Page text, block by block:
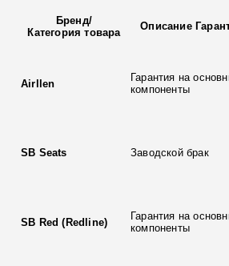
Бренд/
Категория товара
Описание
Airllen
Гарантия на
компоненты
SB Seats Заводской брак
SB Red (Redline)
Гарантия на
компоненты